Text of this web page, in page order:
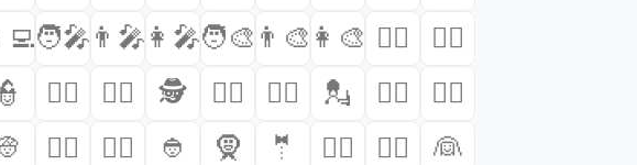
🧑‍🎤 👨‍🎤 👩‍🎤🧑‍🎨 👨‍🎨 👩‍🎨 🧑‍✈️
👨‍✈️
👮‍♂️ 👮‍♀️ 🕵️ 🕵️‍♂️ 🕵️‍♀️ 💂 💂‍♂️
💂‍♀️
👳‍♂️ 👳‍♀️ 👲 🧕 🤵 🤵‍♂️ 🤵‍♀️
👰